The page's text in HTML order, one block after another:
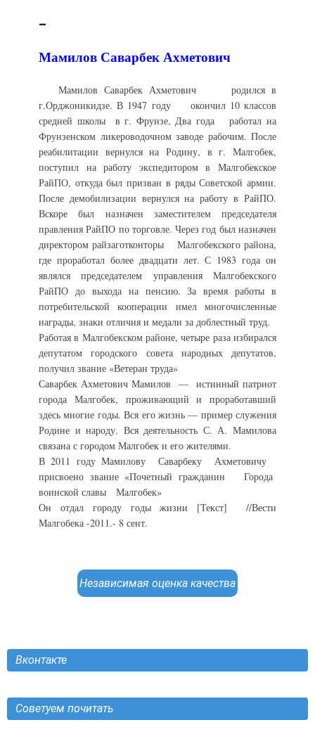
_
Мамилов Саварбек Ахметович
Мамилов Саварбек Ахметович родился в
г.Орджоникидзе. В 1947 году окончил 10 классов
средней школы в г. Фрунзе, Два года работал на
Фрунзенском ликероводочном заводе рабочим. После
реабилитации вернулся на Родину, в г. Малгобек,
поступил на работу экспедитором в Малгобекское
РайПО, откуда был призван в ряды Советской армии.
После демобилизации вернулся на работу в РайПО.
Вскоре был назначен заместителем председателя
правления РайПО по торговле. Через год был назначен
директором райзаготконторы Малгобекского района,
где проработал более двадцати лет. С 1983 года он
являлся председателем управления Малгобекского
РайПО до выхода на пенсию. За время работы в
потребительской кооперации имел многочисленные
награды, знаки отличия и медали за доблестный труд.
Работая в Малгобекском районе, четыре раза избирался
депутатом городского совета народных депутатов,
получил звание «Ветеран труда»
Саварбек Ахметович Мамилов — истинный патриот
города Малгобек, проживающий и проработавший
здесь многие годы. Вся его жизнь — пример служения
Родине и народу. Вся деятельность С. А. Мамилова
связана с городом Малгобек и его жителями.
В 2011 году Мамилову Саварбеку Ахметовичу
присвоено звание «Почетный гражданин Города
воинской славы Малгобек»
Он отдал городу годы жизни [Текст] //Вести
Малгобека -2011.- 8 сент.
Независимая оценка качества
Вконтакте
Советуем почитать